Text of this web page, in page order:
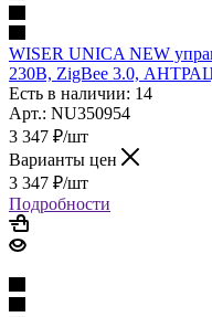
WISER UNICA NEW
230В, ZigBee 3.0,
Есть в наличии: 14
Арт.: NU350954
3 347 ₽/шт
Варианты цен
3 347 ₽/шт
Подробности